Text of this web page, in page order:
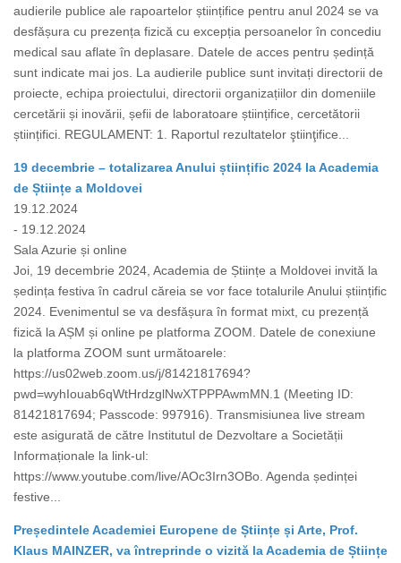
audierile publice ale rapoartelor științifice pentru anul 2024 se va
desfășura cu prezența fizică cu excepția persoanelor în concediu
medical sau aflate în deplasare. Datele de acces pentru ședință
sunt indicate mai jos. La audierile publice sunt invitați directorii de
proiecte, echipa proiectului, directorii organizațiilor din domeniile
cercetării și inovării, șefii de laboratoare științifice, cercetătorii
științifici. REGULAMENT: 1. Raportul rezultatelor ştiinţifice...
19 decembrie – totalizarea Anului științific 2024 la Academia
de Științe a Moldovei
19.12.2024
- 19.12.2024
Sala Azurie și online
Joi, 19 decembrie 2024, Academia de Științe a Moldovei invită la
ședința festiva în cadrul căreia se vor face totalurile Anului științific
2024. Evenimentul se va desfășura în format mixt, cu prezență
fizică la AȘM și online pe platforma ZOOM. Datele de conexiune
la platforma ZOOM sunt următoarele:
https://us02web.zoom.us/j/81421817694?
pwd=wyhIouab6qWtHrdzglNwXTPPPAwmMN.1 (Meeting ID:
81421817694; Passcode: 997916). Transmisiunea live stream
este asigurată de către Institutul de Dezvoltare a Societății
Informaționale la link-ul:
https://www.youtube.com/live/AOc3Irn3OBo. Agenda ședinței
festive...
Președintele Academiei Europene de Științe și Arte, Prof.
Klaus MAINZER, va întreprinde o vizită la Academia de Științe